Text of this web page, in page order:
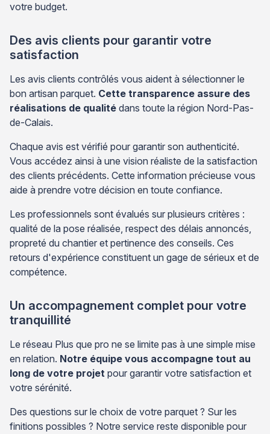
votre budget.
Des avis clients pour garantir votre
satisfaction
Les avis clients contrôlés vous aident à sélectionner le
bon artisan parquet. Cette transparence assure des
réalisations de qualité dans toute la région Nord-Pas-
de-Calais.
Chaque avis est vérifié pour garantir son authenticité.
Vous accédez ainsi à une vision réaliste de la satisfaction
des clients précédents. Cette information précieuse vous
aide à prendre votre décision en toute confiance.
Les professionnels sont évalués sur plusieurs critères :
qualité de la pose réalisée, respect des délais annoncés,
propreté du chantier et pertinence des conseils. Ces
retours d'expérience constituent un gage de sérieux et de
compétence.
Un accompagnement complet pour votre
tranquillité
Le réseau Plus que pro ne se limite pas à une simple mise
en relation. Notre équipe vous accompagne tout au
long de votre projet pour garantir votre satisfaction et
votre sérénité.
Des questions sur le choix de votre parquet ? Sur les
finitions possibles ? Notre service reste disponible pour